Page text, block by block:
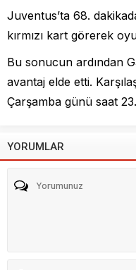
Juventus’ta 68.
kırmızı kart görerek
Bu sonucun ardından
avantaj elde etti.
Çarşamba günü saat
YORUMLAR